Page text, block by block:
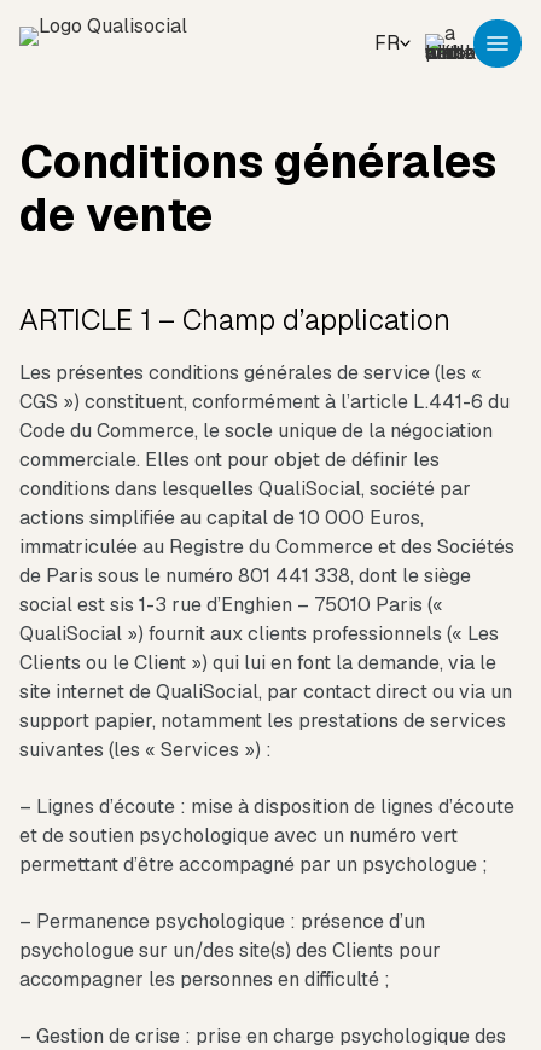
FR
Conditions générales
de vente
ARTICLE 1 – Champ d’application
Les présentes conditions générales de service (les «
CGS ») constituent, conformément à l’article L.441-6 du
Code du Commerce, le socle unique de la négociation
commerciale. Elles ont pour objet de définir les
conditions dans lesquelles QualiSocial, société par
actions simplifiée au capital de 10 000 Euros,
immatriculée au Registre du Commerce et des Sociétés
de Paris sous le numéro 801 441 338, dont le siège
social est sis 1-3 rue d’Enghien – 75010 Paris («
QualiSocial ») fournit aux clients professionnels (« Les
Clients ou le Client ») qui lui en font la demande, via le
site internet de QualiSocial, par contact direct ou via un
support papier, notamment les prestations de services
suivantes (les « Services ») :
– Lignes d’écoute : mise à disposition de lignes d’écoute
et de soutien psychologique avec un numéro vert
permettant d’être accompagné par un psychologue ;
– Permanence psychologique : présence d’un
psychologue sur un/des site(s) des Clients pour
accompagner les personnes en difficulté ;
– Gestion de crise : prise en charge psychologique des